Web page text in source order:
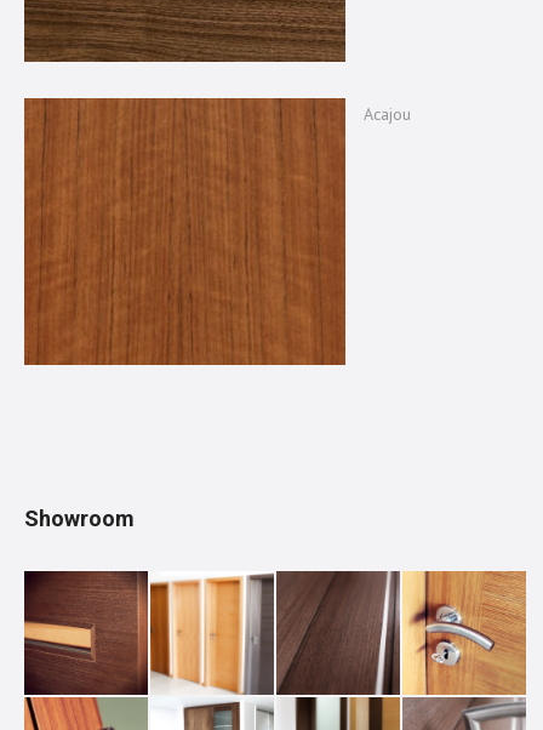
Acajou
Showroom